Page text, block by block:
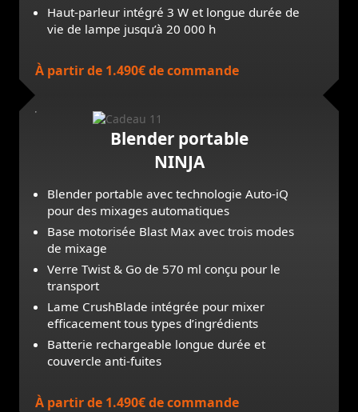
Haut-parleur intégré 3 W et longue durée de
vie de lampe jusqu’à 20 000 h
À partir de 1.490€ de commande
Blender portable
NINJA
Blender portable avec technologie Auto-iQ
pour des mixages automatiques
Base motorisée Blast Max avec trois modes
de mixage
Verre Twist & Go de 570 ml conçu pour le
transport
Lame CrushBlade intégrée pour mixer
efficacement tous types d’ingrédients
Batterie rechargeable longue durée et
couvercle anti-fuites
À partir de 1.490€ de commande